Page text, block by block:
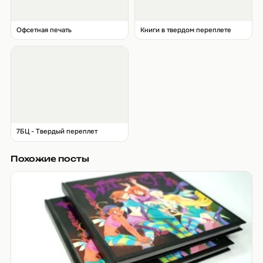
Офсетная печать Книги в твердом переплете
7БЦ - Твердый переплет
Похожие посты